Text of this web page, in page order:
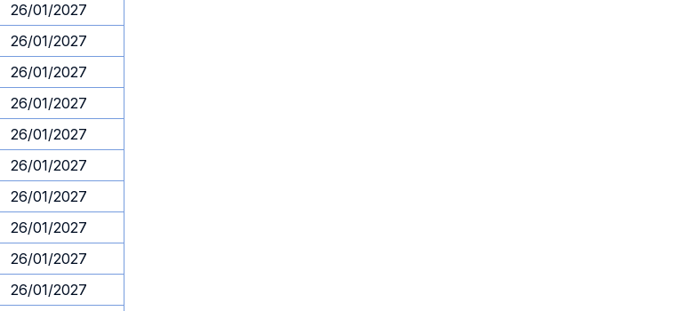
26/01/2027
26/01/2027
26/01/2027
26/01/2027
26/01/2027
26/01/2027
26/01/2027
26/01/2027
26/01/2027
26/01/2027